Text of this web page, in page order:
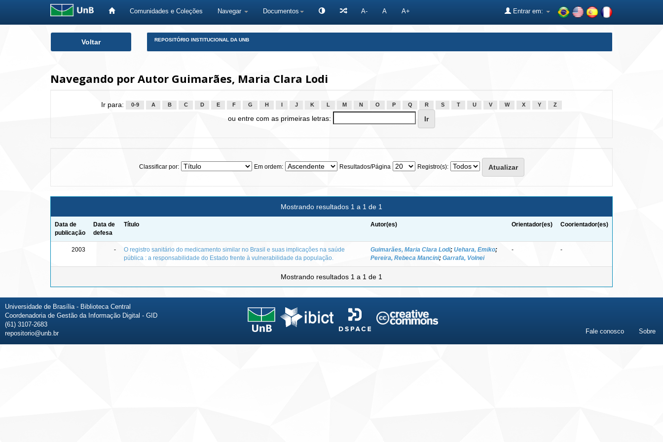
Comunidades e Coleções Navegar Documentos A- A A+ Entrar em:
Voltar REPOSITÓRIO INSTITUCIONAL DA UNB
Navegando por Autor Guimarães, Maria Clara Lodi
Ir para: 0-9 A B C D E F G H J K L M N O P Q R S T U V W X Y Z
ou entre com as primeiras letras:
Classificar por: Em ordem: Resultados/Página Registro(s):
Mostrando resultados 1 a 1 de 1
Data de
publicação
Data de
defesa
Título Autor(es) Orientador(es) Coorientador(es)
2003 -
O registro sanitário do medicamento similar no Brasil e suas implicações na saúde
pública : a responsabilidade do Estado frente à vulnerabilidade da população.
Guimarães, Maria Clara Lodi; Uehara, Emiko;
Pereira, Rebeca Mancini; Garrafa, Volnei
- -
Mostrando resultados 1 a 1 de 1
Universidade de Brasília - Biblioteca Central
Coordenadoria de Gestão da Informação Digital - GID
(61) 3107-2683
repositorio@unb.br
Fale conosco Sobre